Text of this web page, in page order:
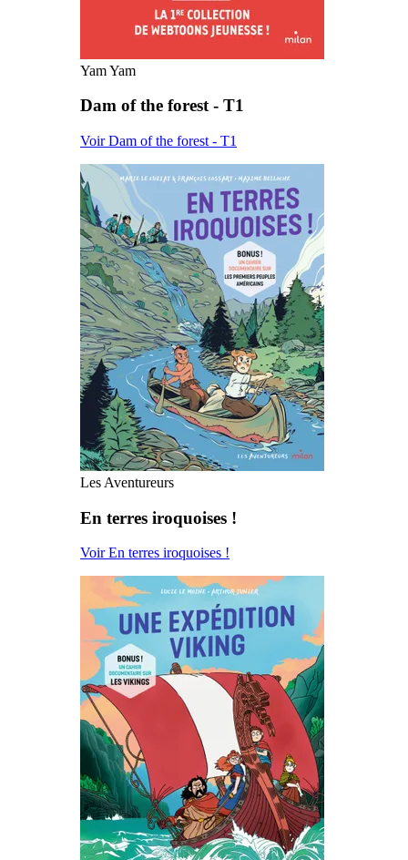
Yam Yam
Dam of the forest - T1
Voir Dam of the forest - T1
Les Aventureurs
En terres iroquoises !
Voir En terres iroquoises !